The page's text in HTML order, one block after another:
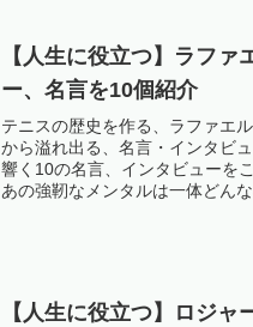
【人生に役立つ】ラフ
ー、名言を10個紹介
テニスの歴史を作る、ラファエ
から溢れ出る、名言・インタビ
響く10の名言、インタビューを
あの強靭なメンタルは一体どん
【人生に役立つ】ロジ